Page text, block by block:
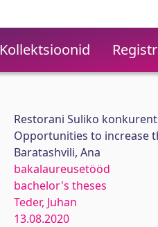
Kollektsioonid
Restorani Suliko
Opportunities to increase
Baratashvili, Ana
bakalaureusetööd
bachelor's theses
Teder, Juhan
13.08.2020